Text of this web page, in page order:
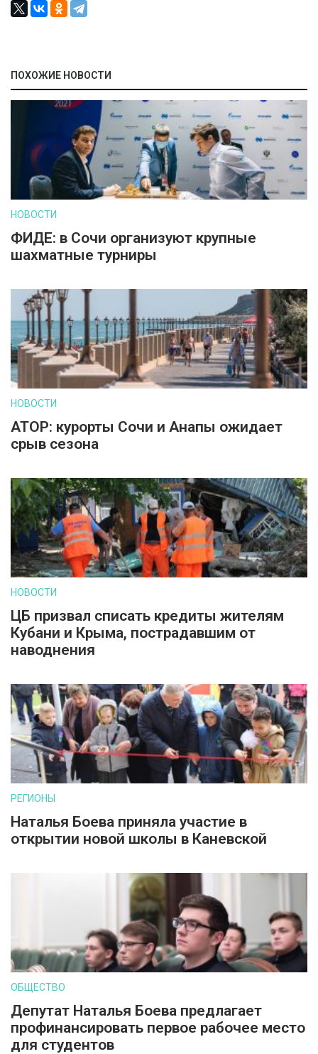
ПОХОЖИЕ НОВОСТИ
НОВОСТИ
ФИДЕ: в Сочи организуют крупные
шахматные турниры
НОВОСТИ
АТОР: курорты Сочи и Анапы ожидает
срыв сезона
НОВОСТИ
ЦБ призвал списать кредиты жителям
Кубани и Крыма, пострадавшим от
наводнения
РЕГИОНЫ
Наталья Боева приняла участие в
открытии новой школы в Каневской
ОБЩЕСТВО
Депутат Наталья Боева предлагает
профинансировать первое рабочее место
для студентов